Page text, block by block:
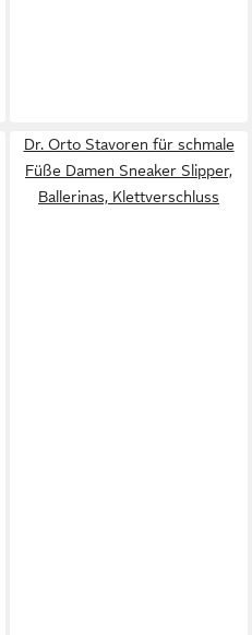
Dr. Orto Stavoren für schmale
Füße Damen Sneaker Slipper,
Ballerinas, Klettverschluss